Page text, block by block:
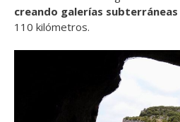
creando galerías subterráneas
110 kilómetros.